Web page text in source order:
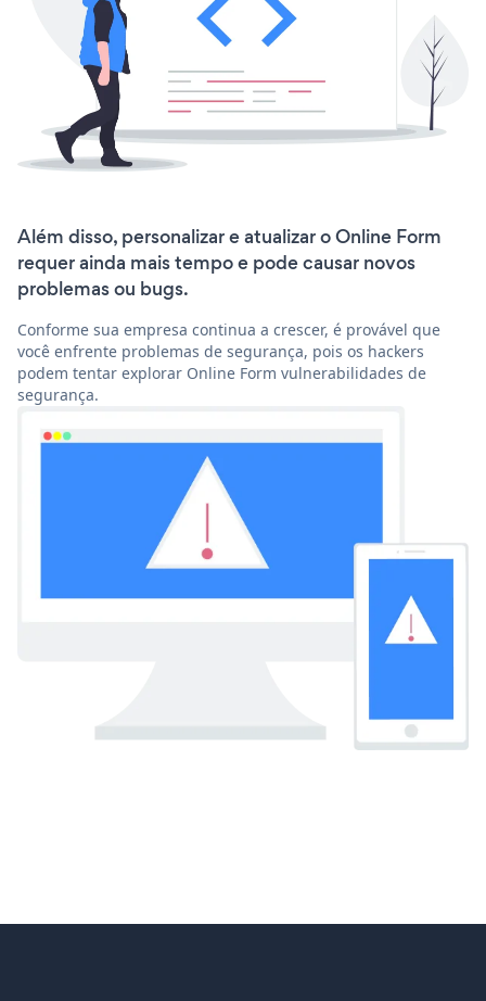
Além disso, personalizar e atualizar o Online Form
requer ainda mais tempo e pode causar novos
problemas ou bugs.
Conforme sua empresa continua a crescer, é provável que
você enfrente problemas de segurança, pois os hackers
podem tentar explorar Online Form vulnerabilidades de
segurança.